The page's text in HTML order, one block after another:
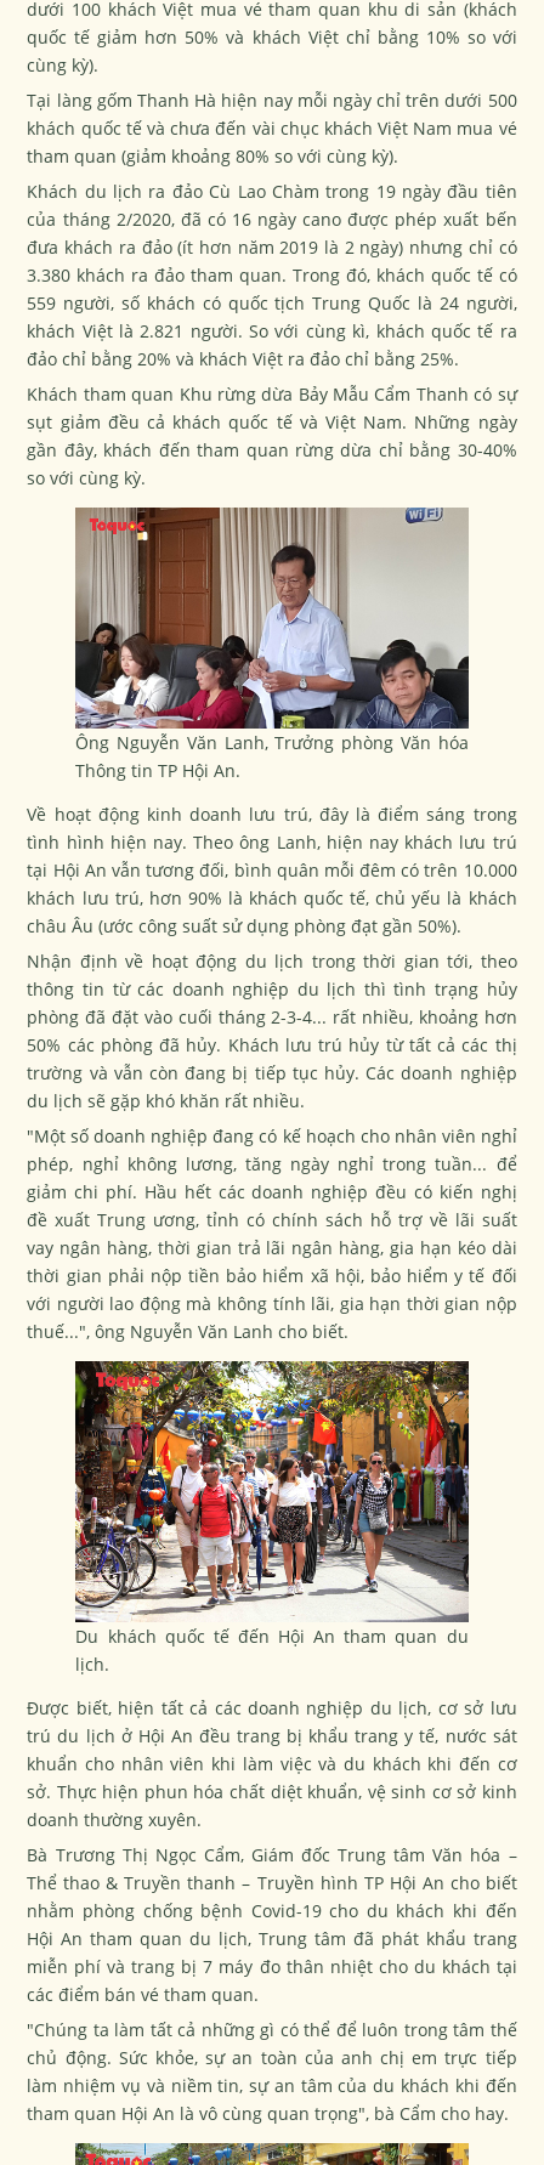
dưới 100 khách Việt mua vé tham quan khu di sản (khách
quốc tế giảm hơn 50% và khách Việt chỉ bằng 10% so với
cùng kỳ).
Tại làng gốm Thanh Hà hiện nay mỗi ngày chỉ trên dưới 500
khách quốc tế và chưa đến vài chục khách Việt Nam mua vé
tham quan (giảm khoảng 80% so với cùng kỳ).
Khách du lịch ra đảo Cù Lao Chàm trong 19 ngày đầu tiên
của tháng 2/2020, đã có 16 ngày cano được phép xuất bến
đưa khách ra đảo (ít hơn năm 2019 là 2 ngày) nhưng chỉ có
3.380 khách ra đảo tham quan. Trong đó, khách quốc tế có
559 người, số khách có quốc tịch Trung Quốc là 24 người,
khách Việt là 2.821 người. So với cùng kì, khách quốc tế ra
đảo chỉ bằng 20% và khách Việt ra đảo chỉ bằng 25%.
Khách tham quan Khu rừng dừa Bảy Mẫu Cẩm Thanh có sự
sụt giảm đều cả khách quốc tế và Việt Nam. Những ngày
gần đây, khách đến tham quan rừng dừa chỉ bằng 30-40%
so với cùng kỳ.
Ông Nguyễn Văn Lanh, Trưởng phòng Văn hóa
Thông tin TP Hội An.
Về hoạt động kinh doanh lưu trú, đây là điểm sáng trong
tình hình hiện nay. Theo ông Lanh, hiện nay khách lưu trú
tại Hội An vẫn tương đối, bình quân mỗi đêm có trên 10.000
khách lưu trú, hơn 90% là khách quốc tế, chủ yếu là khách
châu Âu (ước công suất sử dụng phòng đạt gần 50%).
Nhận định về hoạt động du lịch trong thời gian tới, theo
thông tin từ các doanh nghiệp du lịch thì tình trạng hủy
phòng đã đặt vào cuối tháng 2-3-4... rất nhiều, khoảng hơn
50% các phòng đã hủy. Khách lưu trú hủy từ tất cả các thị
trường và vẫn còn đang bị tiếp tục hủy. Các doanh nghiệp
du lịch sẽ gặp khó khăn rất nhiều.
"Một số doanh nghiệp đang có kế hoạch cho nhân viên nghỉ
phép, nghỉ không lương, tăng ngày nghỉ trong tuần... để
giảm chi phí. Hầu hết các doanh nghiệp đều có kiến nghị
đề xuất Trung ương, tỉnh có chính sách hỗ trợ về lãi suất
vay ngân hàng, thời gian trả lãi ngân hàng, gia hạn kéo dài
thời gian phải nộp tiền bảo hiểm xã hội, bảo hiểm y tế đối
với người lao động mà không tính lãi, gia hạn thời gian nộp
thuế...", ông Nguyễn Văn Lanh cho biết.
Du khách quốc tế đến Hội An tham quan du
lịch.
Được biết, hiện tất cả các doanh nghiệp du lịch, cơ sở lưu
trú du lịch ở Hội An đều trang bị khẩu trang y tế, nước sát
khuẩn cho nhân viên khi làm việc và du khách khi đến cơ
sở. Thực hiện phun hóa chất diệt khuẩn, vệ sinh cơ sở kinh
doanh thường xuyên.
Bà Trương Thị Ngọc Cẩm, Giám đốc Trung tâm Văn hóa –
Thể thao & Truyền thanh – Truyền hình TP Hội An cho biết
nhằm phòng chống bệnh Covid-19 cho du khách khi đến
Hội An tham quan du lịch, Trung tâm đã phát khẩu trang
miễn phí và trang bị 7 máy đo thân nhiệt cho du khách tại
các điểm bán vé tham quan.
"Chúng ta làm tất cả những gì có thể để luôn trong tâm thế
chủ động. Sức khỏe, sự an toàn của anh chị em trực tiếp
làm nhiệm vụ và niềm tin, sự an tâm của du khách khi đến
tham quan Hội An là vô cùng quan trọng", bà Cẩm cho hay.